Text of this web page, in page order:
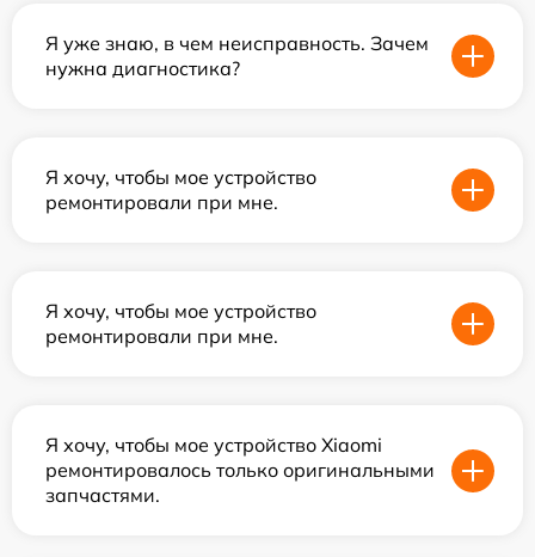
Я уже знаю, в чем неисправность. Зачем
нужна диагностика?
Я хочу, чтобы мое устройство
ремонтировали при мне.
Я хочу, чтобы мое устройство
ремонтировали при мне.
Я хочу, чтобы мое устройство Xiaomi
ремонтировалось только оригинальными
запчастями.